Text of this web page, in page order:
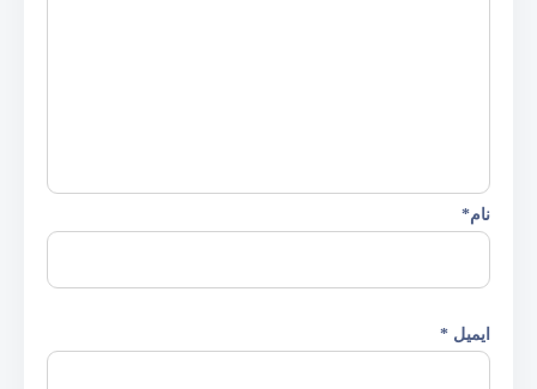
نام*
ایمیل *